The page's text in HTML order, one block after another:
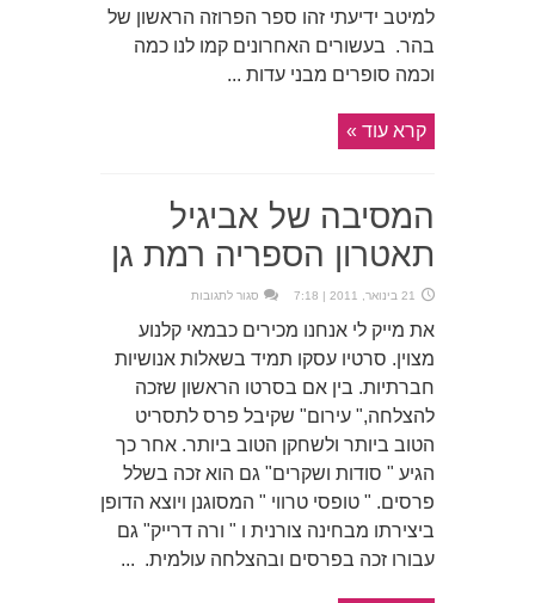
למיטב ידיעתי זהו ספר הפרוזה הראשון של
בהר. בעשורים האחרונים קמו לנו כמה
וכמה סופרים מבני עדות ...
קרא עוד »
המסיבה של אביגיל
תאטרון הספריה רמת גן
21 בינואר, 2011 | 7:18 סגור לתגובות
אביגיל
הספריה
גן
את מייק לי אנחנו מכירים כבמאי קלנוע
מצוין. סרטיו עסקו תמיד בשאלות אנושיות
חברתיות. בין אם בסרטו הראשון שזכה
להצלחה," עירום" שקיבל פרס לתסריט
הטוב ביותר ולשחקן הטוב ביותר. אחר כך
הגיע " סודות ושקרים" גם הוא זכה בשלל
פרסים. " טופסי טרווי " המסוגנן ויוצא הדופן
ביצירתו מבחינה צורנית ו " ורה דרייק" גם
עבורו זכה בפרסים ובהצלחה עולמית. ...